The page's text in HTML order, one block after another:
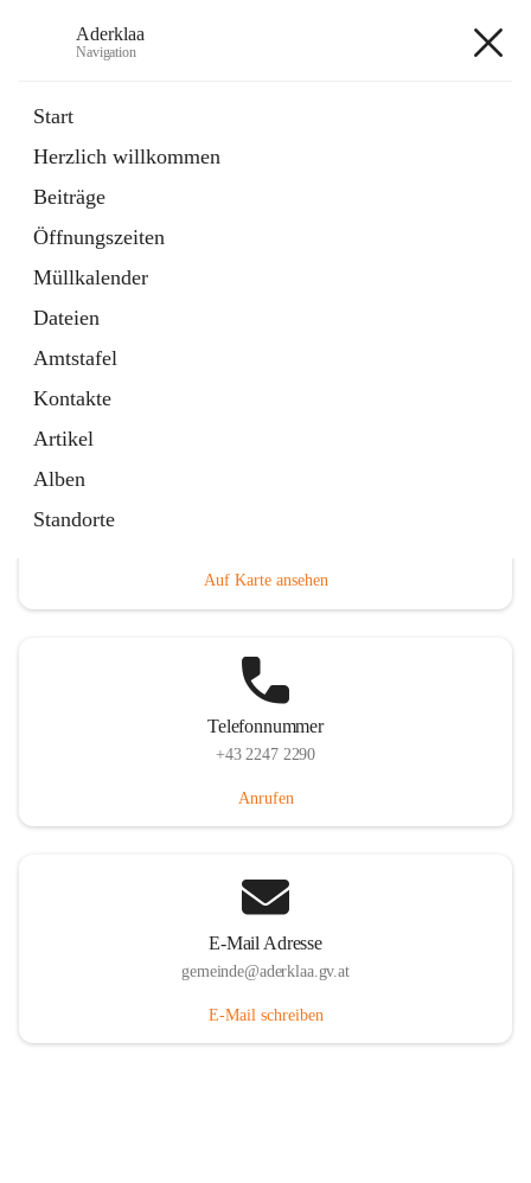
Aderklaa
Navigation
Start
Herzlich willkommen
Beiträge
Öffnungszeiten
Müllkalender
Dateien
Amtstafel
Kontakte
Artikel
Alben
Standorte
6 Schnellzugriffe
Gemeinde
3 Schnellzugriffe
Auf Karte ansehen
Telefonnummer
+43 2247 2290
Anrufen
E-Mail Adresse
gemeinde@aderklaa.gv.at
E-Mail schreiben